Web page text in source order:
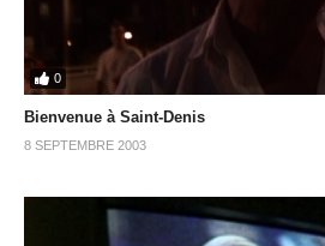
0
Bienvenue à Saint-Denis
8 SEPTEMBRE 2003